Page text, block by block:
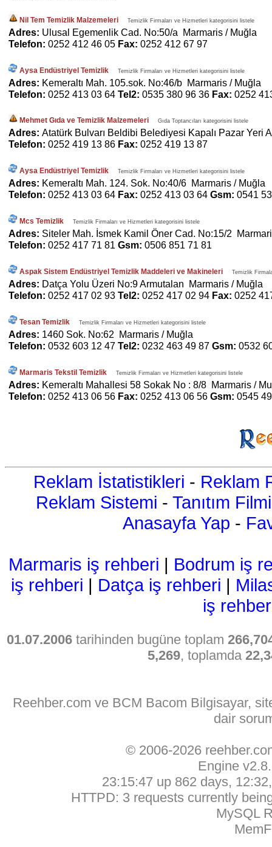
Nil Tem Temizlik Malzemeleri Temizlik Firmaları ve Hizmetleri kategorisini listele
Adres: Ulusal Egemenlik Cad. No:50/a Marmaris / Muğla
Telefon: 0252 412 46 05 Fax: 0252 412 67 97
Aysa Endüstriyel Temizlik Temizlik Firmaları ve Hizmetleri kategorisini listele
Adres: Kemeraltı Mah. 105.sok. No:46/b Marmaris / Muğla
Telefon: 0252 413 03 64 Tel2: 0535 380 96 36 Fax: 0252
Mehmet Gıda ve Temizlik Malzemeleri Gıda Toptancıları kategorisini listele
Adres: Atatürk Bulvarı Beldibi Belediyesi Kapalı Pazar Yeri
Telefon: 0252 419 13 86 Fax: 0252 419 13 87
Aysa Endüstriyel Temizlik Temizlik Firmaları ve Hizmetleri kategorisini listele
Adres: Kemeraltı Mah. 124. Sok. No:40/6 Marmaris / Muğla
Telefon: 0252 413 03 64 Fax: 0252 413 03 64 Gsm: 0541
Mcs Temizlik Temizlik Firmaları ve Hizmetleri kategorisini listele
Adres: Siteler Mah. İsmek Kamil Öner Cad. No:15/2
Telefon: 0252 417 71 81 Gsm: 0506 851 71 81
Aspak Sistem Endüstriyel Temizlik Maddeleri ve Makineleri Temizlik
Adres: Datça Yolu Üzeri No:9 Armutalan Marmaris / Muğla
Telefon: 0252 417 02 93 Tel2: 0252 417 02 94 Fax: 0252
Tesan Temizlik Temizlik Firmaları ve Hizmetleri kategorisini listele
Adres: 1460 Sok. No:62 Marmaris / Muğla
Telefon: 0532 603 12 47 Tel2: 0232 463 49 87 Gsm: 0532
Marmaris Tekstil Temizlik Temizlik Firmaları ve Hizmetleri kategorisini listele
Adres: Kemeraltı Mahallesi 58 Sokak No : 8/8 Marmaris /
Telefon: 0252 413 06 56 Fax: 0252 413 06 56 Gsm: 0545
Reklam İstatistikleri - Reklam
Reklam Sistemi - Tanıtım Filmi
Anasayfa Yap -
Marmaris iş rehberi | Bodrum iş
iş rehberi | Datça iş rehberi |
iş
01.07.2006 tarihinden bugüne toplam
5,269, toplamda
Reehber.com ve BCM Bacom Bilgisayar,
dair
© 2006-2026
Engine
23:15:47 up 862 days,
HTTPD: 3 requests currently
MySQL